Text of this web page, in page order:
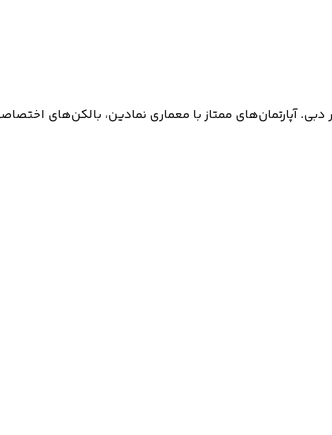
آپارتمان‌های ممتاز با معماری نمادین، بالکن‌های